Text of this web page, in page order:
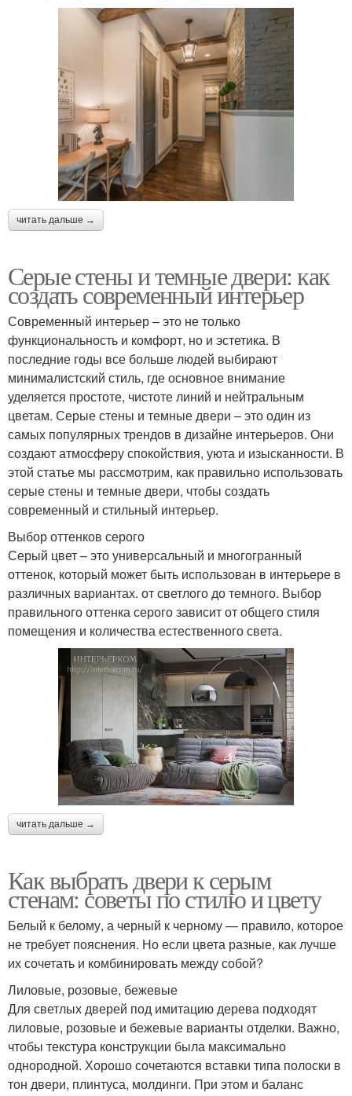
читать дальше →
Серые стены и темные двери: как
создать современный интерьер
Современный интерьер – это не только
функциональность и комфорт, но и эстетика. В
последние годы все больше людей выбирают
минималистский стиль, где основное внимание
уделяется простоте, чистоте линий и нейтральным
цветам. Серые стены и темные двери – это один из
самых популярных трендов в дизайне интерьеров. Они
создают атмосферу спокойствия, уюта и изысканности. В
этой статье мы рассмотрим, как правильно использовать
серые стены и темные двери, чтобы создать
современный и стильный интерьер.
Выбор оттенков серого
Серый цвет – это универсальный и многогранный
оттенок, который может быть использован в интерьере в
различных вариантах. от светлого до темного. Выбор
правильного оттенка серого зависит от общего стиля
помещения и количества естественного света.
читать дальше →
Как выбрать двери к серым
стенам: советы по стилю и цвету
Белый к белому, а черный к черному — правило, которое
не требует пояснения. Но если цвета разные, как лучше
их сочетать и комбинировать между собой?
Лиловые, розовые, бежевые
Для светлых дверей под имитацию дерева подходят
лиловые, розовые и бежевые варианты отделки. Важно,
чтобы текстура конструкции была максимально
однородной. Хорошо сочетаются вставки типа полоски в
тон двери, плинтуса, молдинги. При этом и баланс